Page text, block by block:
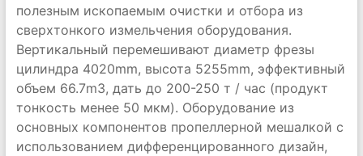
полезным ископаемым очистки и отбора из
сверхтонкого измельчения оборудования.
Вертикальный перемешивают диаметр фрезы
цилиндра 4020mm, высота 5255mm, эффективный
объем 66.7m3, дать до 200-250 т / час (продукт
тонкость менее 50 мкм). Оборудование из
основных компонентов пропеллерной мешалкой с
использованием дифференцированного дизайн,